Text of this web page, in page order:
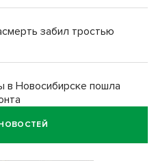
забил тростью
Новосибирске пошла